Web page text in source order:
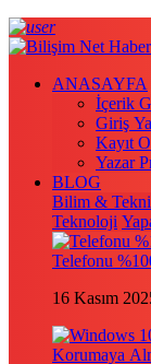
ANASAYFA
İçerik
Giriş
Kayıt
Yazar
BLOG
Bilim &
Teknoloji
Telefonu
16 Kasım